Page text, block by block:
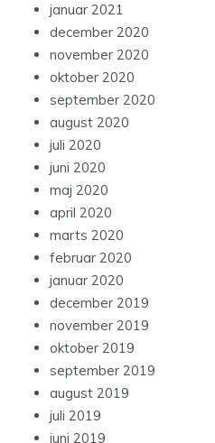
januar 2021
december 2020
november 2020
oktober 2020
september 2020
august 2020
juli 2020
juni 2020
maj 2020
april 2020
marts 2020
februar 2020
januar 2020
december 2019
november 2019
oktober 2019
september 2019
august 2019
juli 2019
juni 2019